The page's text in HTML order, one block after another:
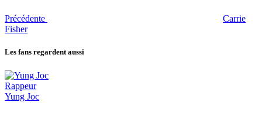
Précédente
Carrie
Fisher
Les fans regardent aussi
Rappeur
Yung Joc